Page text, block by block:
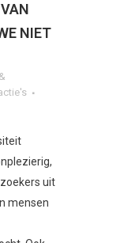
NIET
uit
mensen